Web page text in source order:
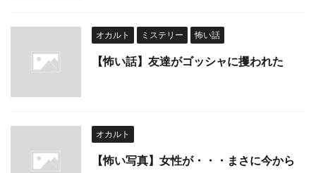
オカルト ミステリー 怖い話
【怖い話】友達がゴッシャに攫われた
オカルト
【怖い写真】女性が・・・まさに今から